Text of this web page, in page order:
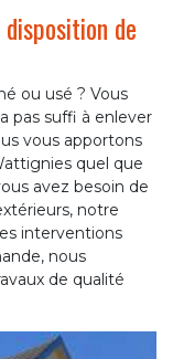
de
ou usé ? Vous
pas suffi à enlever
vous apportons
quel que
avez besoin de
notre
interventions
nous
de qualité